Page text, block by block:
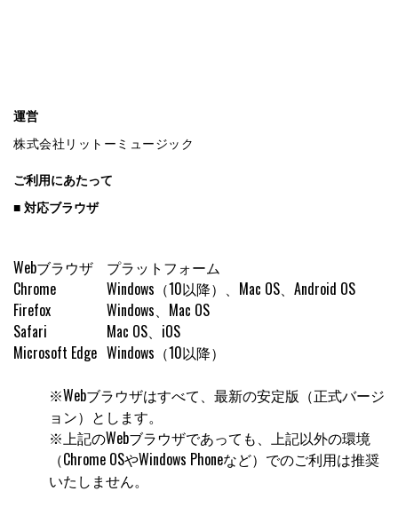
運営
株式会社リットーミュージック
ご利用にあたって
■ 対応ブラウザ
Webブラウザ
プラットフォーム
Chrome
Windows（10以降）、Mac OS、Android OS
Firefox
Windows、Mac OS
Safari
Mac OS、iOS
Microsoft Edge Windows（10以降）
※Webブラウザはすべて、最新の安定版（正式バージ
ョン）とします。
※上記のWebブラウザであっても、上記以外の環境
（Chrome OSやWindows Phoneなど）でのご利用は推奨
いたしません。